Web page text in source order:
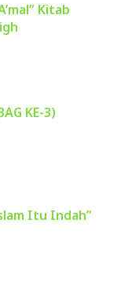
Kitab
KE-3)
Itu Indah”